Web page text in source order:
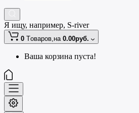
Я ищу, например, S-river
0 Tоваров,на 0.00руб.
Ваша корзина пуста!